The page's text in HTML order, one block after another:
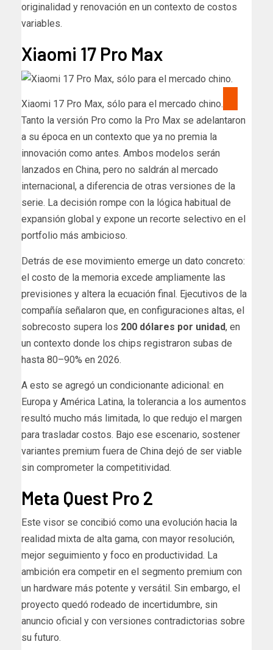
originalidad y renovación en un contexto de costos
variables.
Xiaomi 17 Pro Max
Xiaomi 17 Pro Max, sólo para el mercado chino.
Tanto la versión Pro como la Pro Max se adelantaron
a su época en un contexto que ya no premia la
innovación como antes. Ambos modelos serán
lanzados en China, pero no saldrán al mercado
internacional, a diferencia de otras versiones de la
serie. La decisión rompe con la lógica habitual de
expansión global y expone un recorte selectivo en el
portfolio más ambicioso.
Detrás de ese movimiento emerge un dato concreto:
el costo de la memoria excede ampliamente las
previsiones y altera la ecuación final. Ejecutivos de la
compañía señalaron que, en configuraciones altas, el
sobrecosto supera los 200 dólares por unidad, en
un contexto donde los chips registraron subas de
hasta 80–90% en 2026.
A esto se agregó un condicionante adicional: en
Europa y América Latina, la tolerancia a los aumentos
resultó mucho más limitada, lo que redujo el margen
para trasladar costos. Bajo ese escenario, sostener
variantes premium fuera de China dejó de ser viable
sin comprometer la competitividad.
Meta Quest Pro 2
Este visor se concibió como una evolución hacia la
realidad mixta de alta gama, con mayor resolución,
mejor seguimiento y foco en productividad. La
ambición era competir en el segmento premium con
un hardware más potente y versátil. Sin embargo, el
proyecto quedó rodeado de incertidumbre, sin
anuncio oficial y con versiones contradictorias sobre
su futuro.